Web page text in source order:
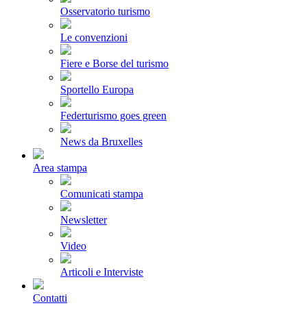
Osservatorio turismo
Le convenzioni
Fiere e Borse del turismo
Sportello Europa
Federturismo goes green
News da Bruxelles
Area stampa
Comunicati stampa
Newsletter
Video
Articoli e Interviste
Contatti